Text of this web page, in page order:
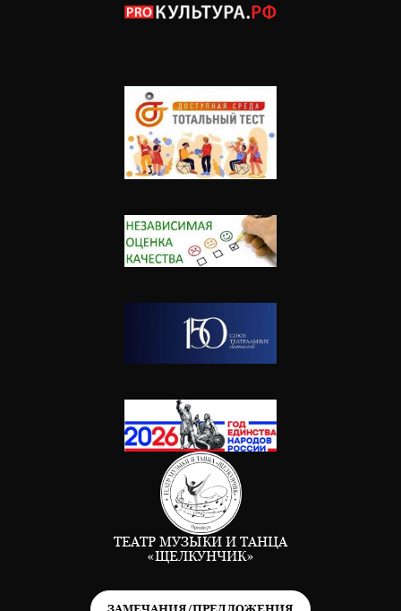
ТЕАТР МУЗЫКИ И ТАНЦА
«ЩЕЛКУНЧИК»